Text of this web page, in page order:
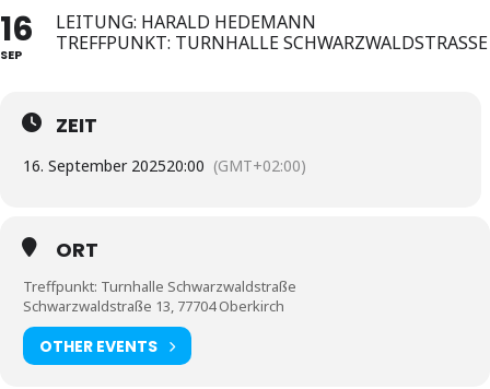
16
SEP
LEITUNG: HARALD HEDEMANN
TREFFPUNKT: TURNHALLE SCHWARZWALDSTRASSE
ZEIT
16. September 202520:00 (GMT+02:00)
ORT
Treffpunkt: Turnhalle Schwarzwaldstraße
Schwarzwaldstraße 13, 77704 Oberkirch
OTHER EVENTS